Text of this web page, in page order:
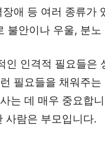
애 등 여러 종류가
불안이나 우울, 분
인 인격적 필요들은
필요들을 채워주
는 데 매우 중요합
사람은 부모입니다.